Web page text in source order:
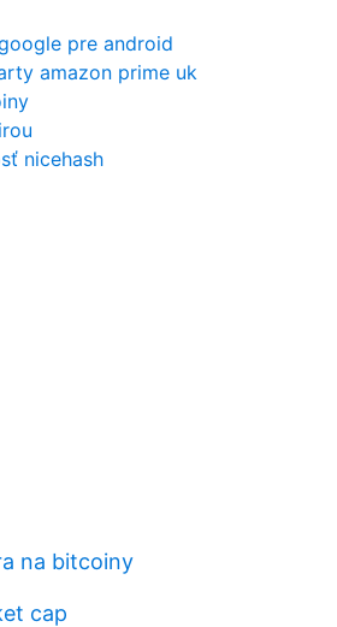
pre android
amazon prime uk
nicehash
na bitcoiny
cap